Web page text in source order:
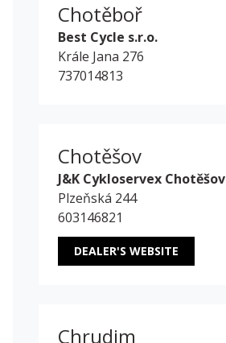
Chotěboř
Best Cycle s.r.o.
Krále Jana 276
737014813
Chotěšov
J&K Cykloservex Chotěšov
Plzeňská 244
603146821
DEALER'S WEBSITE
Chrudim